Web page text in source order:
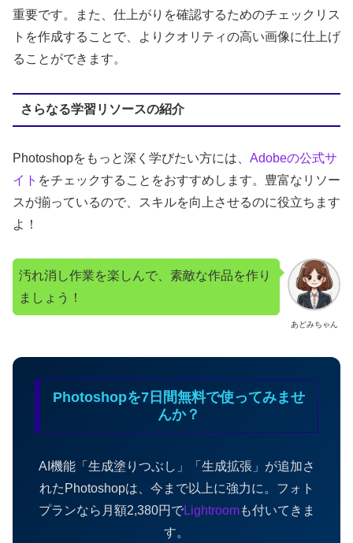
重要です。また、仕上がりを確認するためのチェックリス
トを作成することで、よりクオリティの高い画像に仕上げ
ることができます。
さらなる学習リソースの紹介
Photoshopをもっと深く学びたい方には、 Adobeの公式サ
イト をチェックすることをおすすめします。豊富なリソー
スが揃っているので、スキルを向上させるのに役立ちます
よ！
あどみちゃん
汚れ消し作業を楽しんで、素敵な作品を作り
ましょう！
Photoshopを7日間無料で使ってみませ
んか？
AI機能「生成塗りつぶし」「生成拡張」が追加さ
れたPhotoshopは、今まで以上に強力に。フォト
プランなら月額2,380円でLightroomも付いてきま
す。